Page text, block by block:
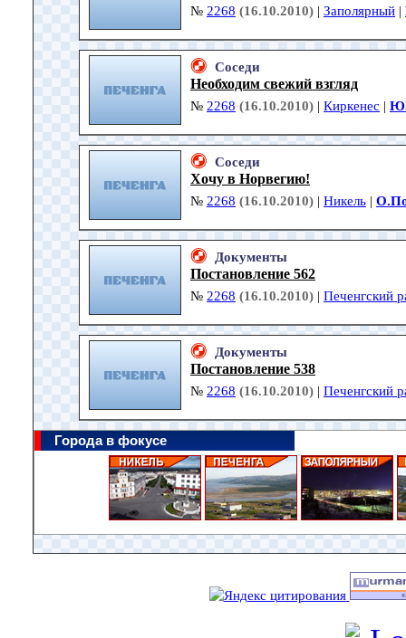
№ 2268 (16.10.2010) | Заполярный |
Соседи
Необходим свежий взгляд
№ 2268 (16.10.2010) | Киркенес |
Соседи
Хочу в Норвегию!
№ 2268 (16.10.2010) | Никель |
Документы
Постановление 562
№ 2268 (16.10.2010) | Печенгский
Документы
Постановление 538
№ 2268 (16.10.2010) | Печенгский
Города в фокусе